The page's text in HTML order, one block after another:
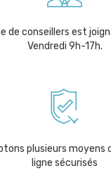
de conseillers est
Vendredi 9h-17h.
plusieurs moyens
ligne sécurisés